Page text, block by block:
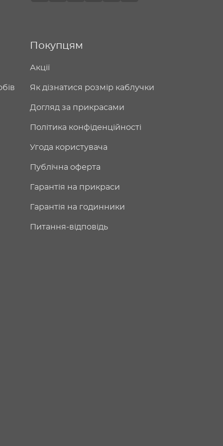
Покупцям
Акції
Як дізнатися розмір каблучки
Догляд за прикрасами
Політика конфіденційності
Угода користувача
Публічна оферта
Гарантія на прикраси
Гарантія на годинники
Питання-відповідь